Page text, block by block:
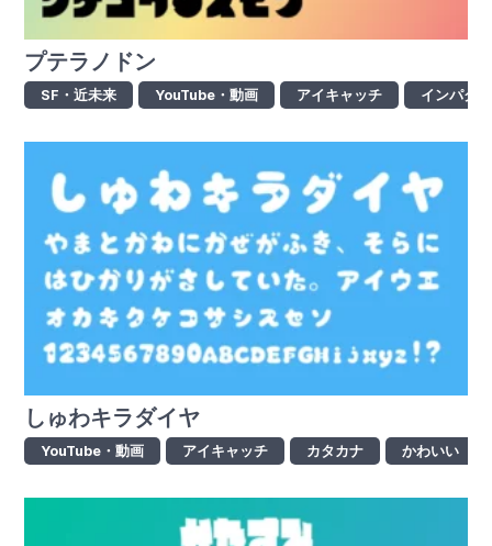
プテラノドン
SF・近未来 YouTube・動画 アイキャッチ インパクト
しゅわキラダイヤ
YouTube・動画 アイキャッチ カタカナ かわいい